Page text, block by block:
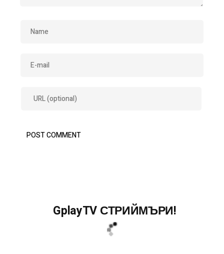
GplayTV СТРИЙМЪРИ!